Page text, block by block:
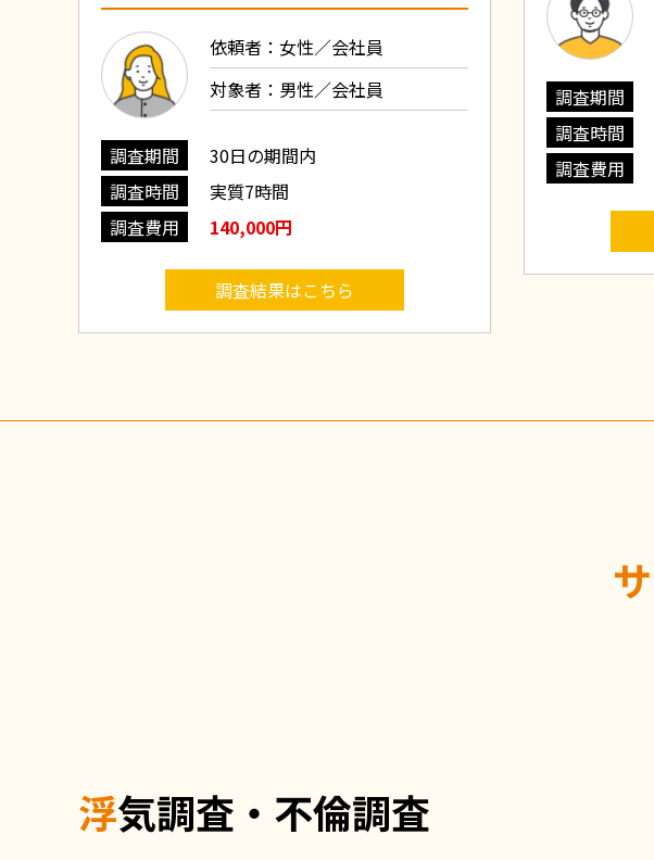
依頼者：女性／会社員
対象者：男性／会社員
調査期間
30日の期間内
調査時間
実質7時間
調査費用
140,000円
調査結果はこちら
調査期間
調査時間
調査費用
浮気調査・不倫調査